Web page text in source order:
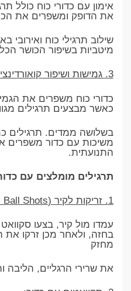
אימון עם כדורי כוח כולל
את הדופק ומשפרים את
שילוב תרגילי כוח ואירובי
מיטביות בשיפור הכושר
3. גמישות ושיפור קואורדינציה:
כדורי כוח משפרים את
כאשר מבצעים תרגילים
בשלושה ממדים. תרגילים
משיכות עם כדור משפרים
התנועתית.
תרגילים מומלצים עם
1. זריקות לקיר (Wall Ball Shots):
עמדו מול קיר, בצעו
בחזה, ולאחר מכן זרקו את
מחזק
את שרירי הרגליים, הליבה